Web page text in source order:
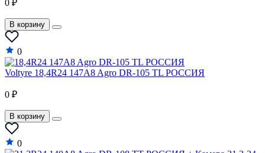
0 ₽
В корзину
0
Voltyre 18,4R24 147A8 Agro DR-105 TL РОССИЯ
0 ₽
В корзину
0